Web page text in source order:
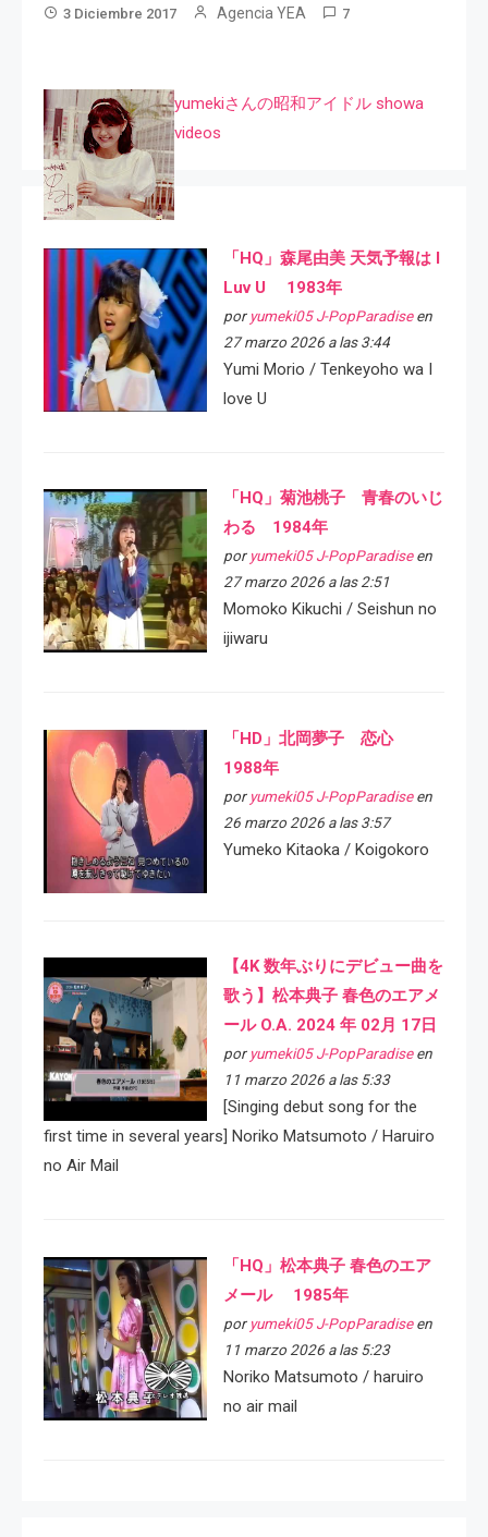
3 Diciembre 2017 Agencia YEA 7
yumekiさんの昭和アイドル showa
videos
「HQ」森尾由美 天気予報は I
Luv U 1983年
por yumeki05 J-PopParadiseen
27 marzo 2026 a las 3:44
Yumi Morio / Tenkeyoho wa I
love U
「HQ」菊池桃子 青春のいじ
わる 1984年
por yumeki05 J-PopParadiseen
27 marzo 2026 a las 2:51
Momoko Kikuchi / Seishun no
ijiwaru
「HD」北岡夢子 恋心
1988年
por yumeki05 J-PopParadiseen
26 marzo 2026 a las 3:57
Yumeko Kitaoka / Koigokoro
【4K 数年ぶりにデビュー曲を
歌う】松本典子 春色のエアメ
ール O.A. 2024 年 02月 17日
por yumeki05 J-PopParadiseen
11 marzo 2026 a las 5:33
[Singing debut song for the
first time in several years] Noriko Matsumoto / Haruiro
no Air Mail
「HQ」松本典子 春色のエア
メール 1985年
por yumeki05 J-PopParadiseen
11 marzo 2026 a las 5:23
Noriko Matsumoto / haruiro
no air mail